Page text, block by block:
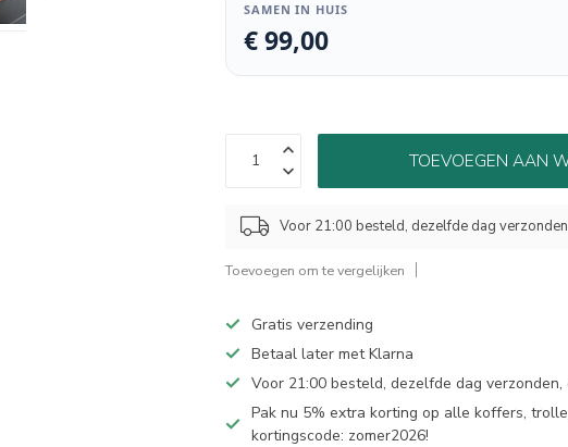
SAMEN IN HUIS
€ 99,00
TOEVOEGEN AAN
Voor 21:00 besteld, dezelfde dag
Toevoegen om te vergelijken
Gratis verzending
Betaal later met Klarna
Voor 21:00 besteld, dezelfde dag
Pak nu 5% extra korting op alle koffers,
kortingscode: zomer2026!